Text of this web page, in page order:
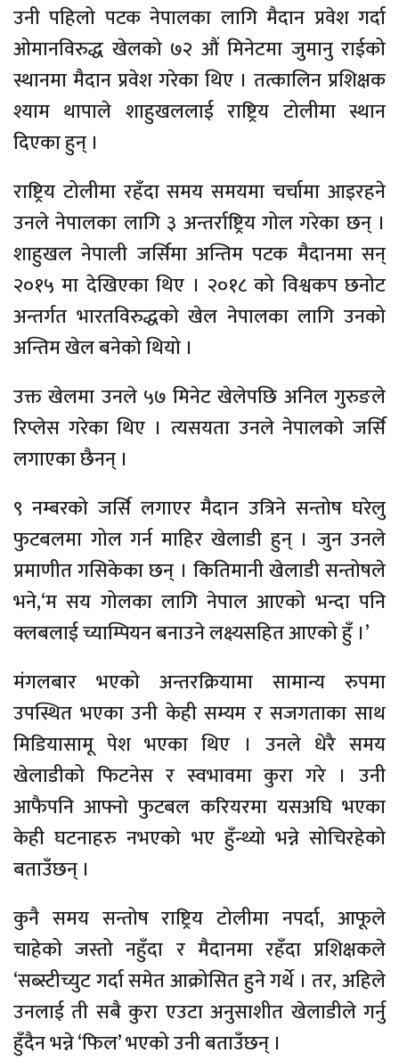
उनी पहिलो पटक नेपालका लागि मैदान प्रवेश गर्दा
ओमानविरुद्ध खेलको ७२ औं मिनेटमा जुमानु राईको
स्थानमा मैदान प्रवेश गरेका थिए । तत्कालिन प्रशिक्षक
श्याम थापाले शाहुखललाई राष्ट्रिय टोलीमा स्थान
दिएका हुन् ।
राष्ट्रिय टोलीमा रहँदा समय समयमा चर्चामा आइरहने
उनले नेपालका लागि ३ अन्तर्राष्ट्रिय गोल गरेका छन् ।
शाहुखल नेपाली जर्सिमा अन्तिम पटक मैदानमा सन्
२०१५ मा देखिएका थिए । २०१८ को विश्वकप छनोट
अन्तर्गत भारतविरुद्धको खेल नेपालका लागि उनको
अन्तिम खेल बनेको थियो ।
उक्त खेलमा उनले ५७ मिनेट खेलेपछि अनिल गुरुङले
रिप्लेस गरेका थिए । त्यसयता उनले नेपालको जर्सि
लगाएका छैनन् ।
९ नम्बरको जर्सि लगाएर मैदान उत्रिने सन्तोष घरेलु
फुटबलमा गोल गर्न माहिर खेलाडी हुन् । जुन उनले
प्रमाणीत गसिकेका छन् । कितिमानी खेलाडी सन्तोषले
भने,‘म सय गोलका लागि नेपाल आएको भन्दा पनि
क्लबलाई च्याम्पियन बनाउने लक्ष्यसहित आएको हुँ ।’
मंगलबार भएको अन्तरक्रियामा सामान्य रुपमा
उपस्थित भएका उनी केही सम्यम र सजगताका साथ
मिडियासामू पेश भएका थिए । उनले धेरै समय
खेलाडीको फिटनेस र स्वभावमा कुरा गरे । उनी
आफैपनि आफ्नो फुटबल करियरमा यसअघि भएका
केही घटनाहरु नभएको भए हुँन्थ्यो भन्ने सोचिरहेको
बताउँछन् ।
कुनै समय सन्तोष राष्ट्रिय टोलीमा नपर्दा, आफूले
चाहेको जस्तो नहुँदा र मैदानमा रहँदा प्रशिक्षकले
‘सब्स्टीच्युट गर्दा समेत आक्रोसित हुने गर्थे । तर, अहिले
उनलाई ती सबै कुरा एउटा अनुसाशीत खेलाडीले गर्नु
हुँदैन भन्ने ‘फिल’ भएको उनी बताउँछन् ।